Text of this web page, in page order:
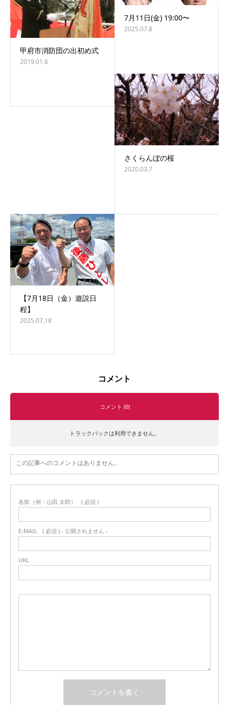
甲府市消防団の出初め式
2019.01.6
7月11日(金) 19:00〜
2025.07.8
さくらんぼの桜
2020.03.7
【7月18日（金）遊説日
程】
2025.07.18
コメント
コメント (0)
トラックバックは利用できません。
この記事へのコメントはありません。
名前（例：山田 太郎） ( 必須 )
E-MAIL ( 必須 ) - 公開されません -
URL